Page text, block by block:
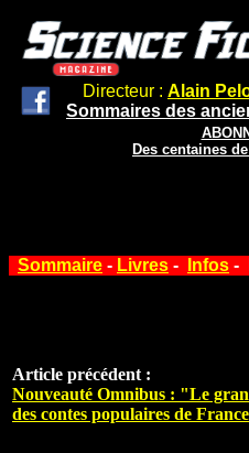
Directeur : Alain
Sommaires des
Des centaines
Sommaire - Livres - Infos -
Article précédent :
Nouveauté Omnibus : "Le
des contes populaires de